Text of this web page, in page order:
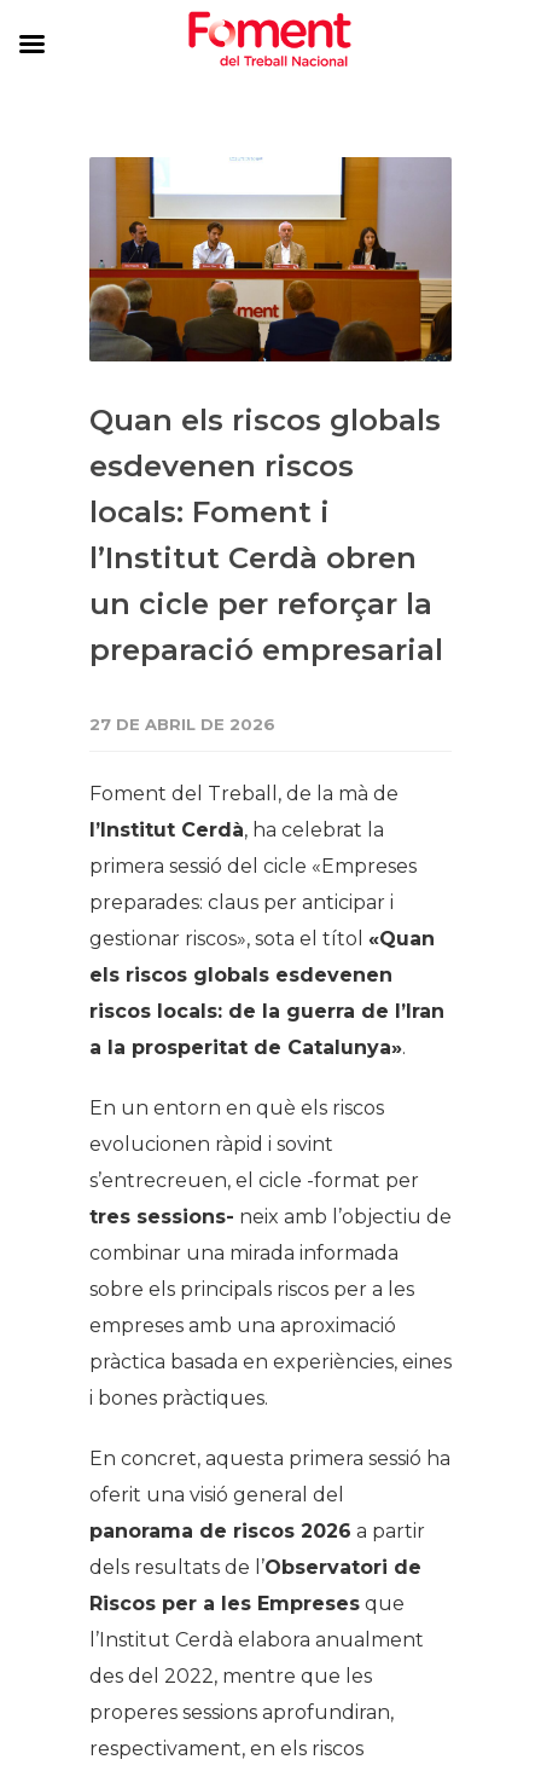
Quan els riscos globals
esdevenen riscos
locals: Foment i
l’Institut Cerdà obren
un cicle per reforçar la
preparació empresarial
27 DE ABRIL DE 2026
Foment del Treball, de la mà de
l’Institut Cerdà, ha celebrat la
primera sessió del cicle «Empreses
preparades: claus per anticipar i
gestionar riscos», sota el títol «Quan
els riscos globals esdevenen
riscos locals: de la guerra de l’Iran
a la prosperitat de Catalunya».
En un entorn en què els riscos
evolucionen ràpid i sovint
s’entrecreuen, el cicle -format per
tres sessions- neix amb l’objectiu de
combinar una mirada informada
sobre els principals riscos per a les
empreses amb una aproximació
pràctica basada en experiències, eines
i bones pràctiques.
En concret, aquesta primera sessió ha
oferit una visió general del
panorama de riscos 2026 a partir
dels resultats de l’Observatori de
Riscos per a les Empreses que
l’Institut Cerdà elabora anualment
des del 2022, mentre que les
properes sessions aprofundiran,
respectivament, en els riscos